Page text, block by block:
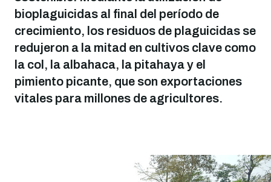
bioplaguicidas al final del período de
crecimiento, los residuos de plaguicidas se
redujeron a la mitad en cultivos clave como
la col, la albahaca, la pitahaya y el
pimiento picante, que son exportaciones
vitales para millones de agricultores.